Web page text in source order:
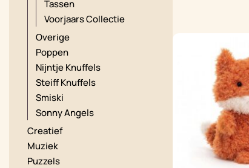
Tassen
Voorjaars Collectie
Overige
Poppen
Nijntje Knuffels
Steiff Knuffels
Smiski
Sonny Angels
Creatief
Muziek
Puzzels